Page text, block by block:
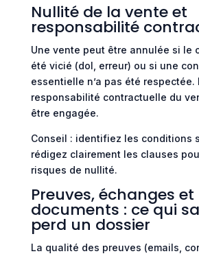
Nullité de la vente et
responsabilité
Une vente peut être annulée si le
été vicié (dol, erreur) ou si une
essentielle n’a pas été respectée.
responsabilité contractuelle du
être engagée.
Conseil : identifiez les conditions
rédigez clairement les clauses
risques de nullité.
Preuves, échanges et
documents : ce qui
perd un dossier
La qualité des preuves (emails,